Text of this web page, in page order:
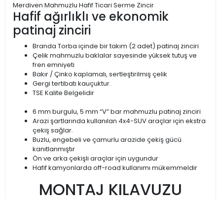
Merdiven Mahmuzlu Hafif Ticari Serme Zincir
Hafif ağırlıklı ve ekonomik
patinaj zinciri
Branda Torba içinde bir takım (2 adet) patinaj zinciri
Çelik mahmuzlu baklalar sayesinde yüksek tutuş ve
fren emniyeti
Bakır / Çinko kaplamalı, sertleştirilmiş çelik
Gergi tertibatı kauçuktur.
TSE Kalite Belgelidir
6 mm burgulu, 5 mm “V” bar mahmuzlu patinaj zinciri
Arazi şartlarında kullanılan 4x4-SUV araçlar için ekstra
çekiş sağlar.
Buzlu, engebeli ve çamurlu arazide çekiş gücü
kanıtlanmıştır
Ön ve arka çekişli araçlar için uygundur
Hafif kamyonlarda off-road kullanımı mükemmeldir
MONTAJ KILAVUZU